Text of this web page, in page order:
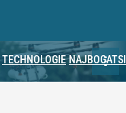
TECHNOLOGIE NAJBOGATSI